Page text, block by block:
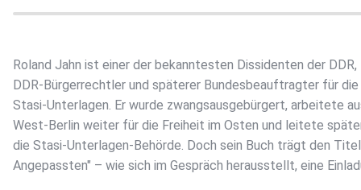
Roland Jahn ist einer der bekanntesten Dissidenten der DDR,
DDR-Bürgerrechtler und späterer Bundesbeauftragter für die
Stasi-Unterlagen. Er wurde zwangsausgebürgert, arbeitete
West-Berlin weiter für die Freiheit im Osten und leitete
die Stasi-Unterlagen-Behörde. Doch sein Buch trägt den
Angepassten" – wie sich im Gespräch herausstellt, eine